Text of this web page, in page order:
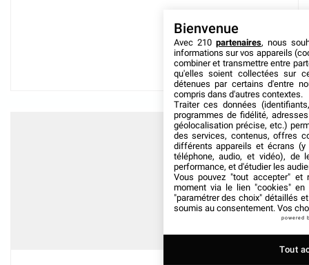
Bienvenue
Avec 210 partenaires, nous
informations sur vos appareils
combiner et transmettre entre
qu'elles soient collectées sur
détenues par certains d'entre
compris dans d'autres contextes.
Traiter ces données
programmes de fidélité,
géolocalisation précise, etc.)
des services, contenus, offres
différents appareils et écrans (y
téléphone, audio, et vidéo), de
performance, et d'étudier les
Vous pouvez "tout accepter" et
moment via le lien "cookies" en
"paramétrer des choix" détaillés
soumis au consentement. Vos
powered
Tout